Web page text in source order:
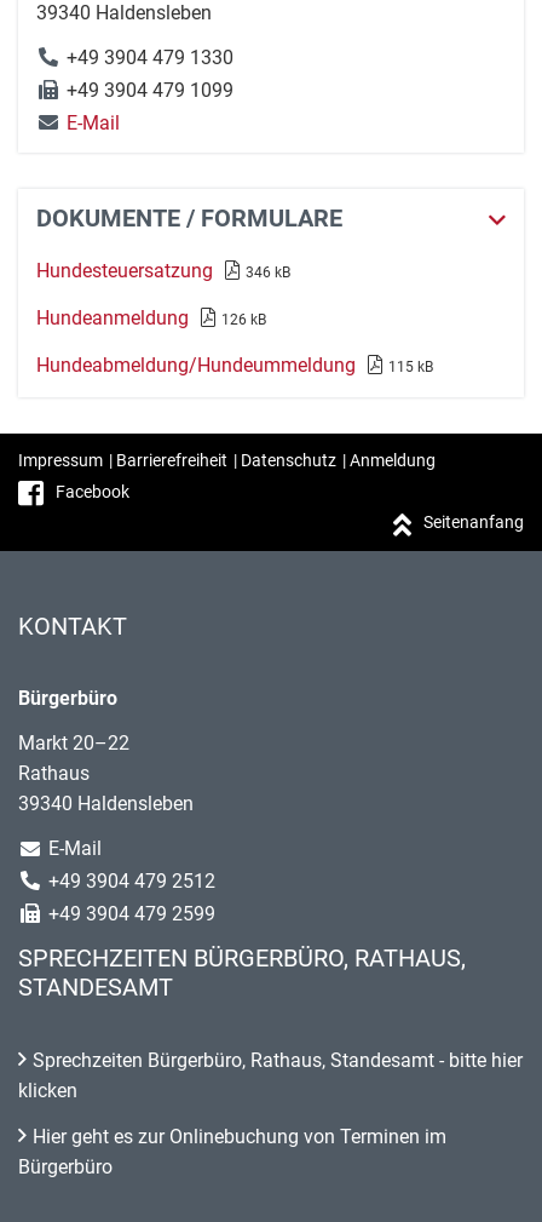
39340 Haldensleben
+49 3904 479 1330
+49 3904 479 1099
E-Mail
DOKUMENTE / FORMULARE
Hundesteuersatzung 346 kB
Hundeanmeldung 126 kB
Hundeabmeldung/Hundeummeldung 115 kB
Impressum | Barrierefreiheit | Datenschutz |Anmeldung
Facebook
Seitenanfang
KONTAKT
Bürgerbüro
Markt 20–22
Rathaus
39340 Haldensleben
E-Mail
+49 3904 479 2512
+49 3904 479 2599
SPRECHZEITEN BÜRGERBÜRO, RATHAUS,
STANDESAMT
Sprechzeiten Bürgerbüro, Rathaus, Standesamt - bitte hier
klicken
Hier geht es zur Onlinebuchung von Terminen im
Bürgerbüro